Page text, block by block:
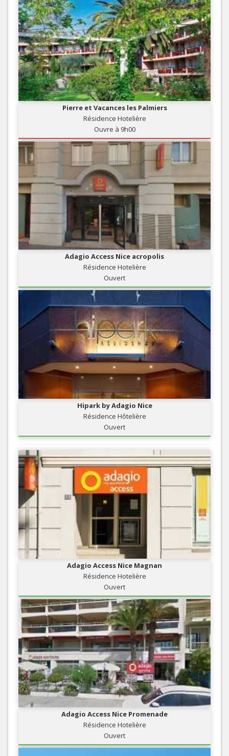
Pierre et Vacances les Palmiers
Résidence Hotelière
Ouvre à 9h00
Adagio Access Nice acropolis
Résidence Hotelière
Ouvert
Hipark by Adagio Nice
Résidence Hôtelière
Ouvert
Adagio Access Nice Magnan
Résidence Hotelière
Ouvert
Adagio Access Nice Promenade
Résidence Hotelière
Ouvert